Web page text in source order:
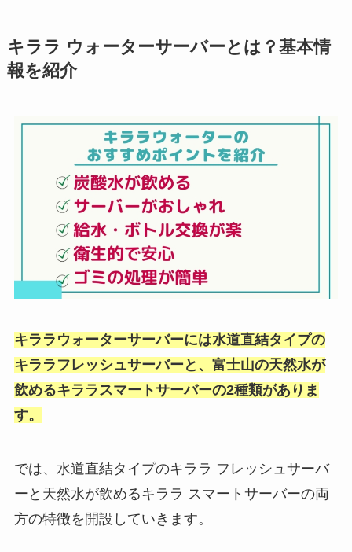
キララ ウォーターサーバーとは？基本情
報を紹介
キララウォーターサーバーには水道直結タイプの
キララフレッシュサーバーと、富士山の天然水が
飲めるキララスマートサーバーの2種類がありま
す。
では、水道直結タイプのキララ フレッシュサーバ
ーと天然水が飲めるキララ スマートサーバーの両
方の特徴を開設していきます。